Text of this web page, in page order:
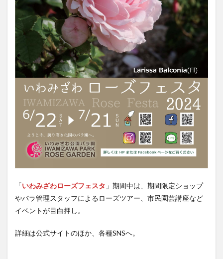
「いわみざわローズフェスタ 」期間中は、期間限定ショップ
やバラ管理スタッフによるローズツアー、市民園芸講座など
イベントが目白押し。
詳細は公式サイトのほか、各種SNSへ。